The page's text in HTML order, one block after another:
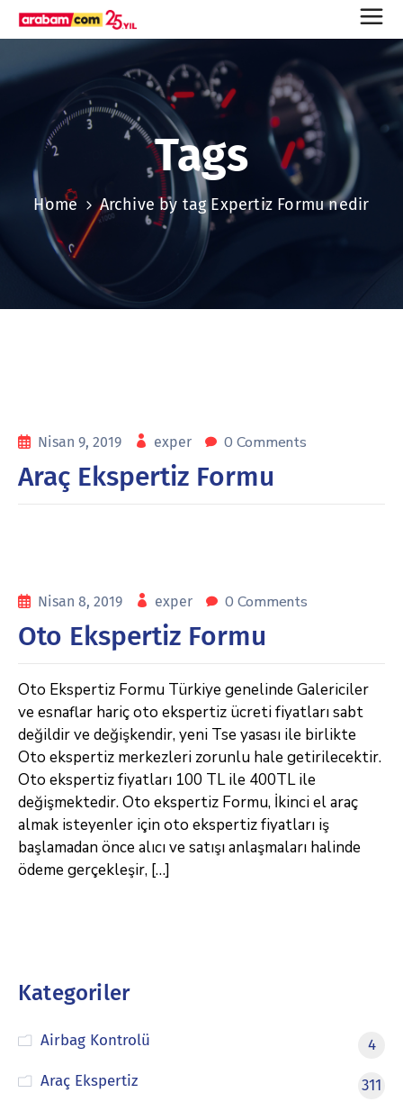
Tags
Home Archive by tag Expertiz Formu nedir
Nisan 9, 2019 exper 0 Comments
Araç Ekspertiz Formu
Nisan 8, 2019 exper 0 Comments
Oto Ekspertiz Formu
Oto Ekspertiz Formu Türkiye genelinde Galericiler
ve esnaflar hariç oto ekspertiz ücreti fiyatları sabt
değildir ve değişkendir, yeni Tse yasası ile birlikte
Oto ekspertiz merkezleri zorunlu hale getirilecektir.
Oto ekspertiz fiyatları 100 TL ile 400TL ile
değişmektedir. Oto ekspertiz Formu, İkinci el araç
almak isteyenler için oto ekspertiz fiyatları iş
başlamadan önce alıcı ve satışı anlaşmaları halinde
ödeme gerçekleşir, […]
Kategoriler
Airbag Kontrolü
4
Araç Ekspertiz
311